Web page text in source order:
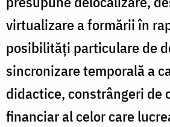
virtualizare a formării în
posibilități particulare de
sincronizare temporală a
didactice, constrângeri de
financiar al celor care